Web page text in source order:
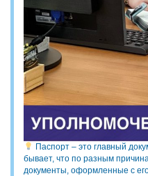
Паспорт – это главный
бывает, что по разным
документы, оформленные с